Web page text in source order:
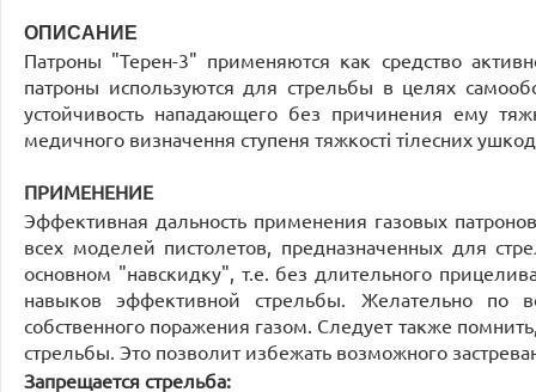
ОПИСАНИЕ
Патроны "Терен-3" применяются как средство
патроны используются для стрельбы в целях
устойчивость нападающего без причинения ему
медичного визначення ступеня тяжкості тілесних
ПРИМЕНЕНИЕ
Эффективная дальность применения газовых
всех моделей пистолетов, предназначенных для
основном "навскидку", т.е. без длительного
навыков эффективной стрельбы. Желательно по
собственного поражения газом. Следует также
стрельбы. Это позволит избежать возможного
Запрещается стрельба: